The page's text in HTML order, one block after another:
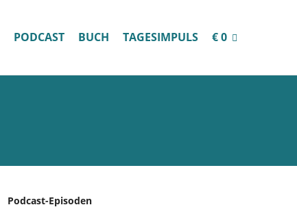
PODCAST BUCH TAGESIMPULS € 0
Podcast-Episoden